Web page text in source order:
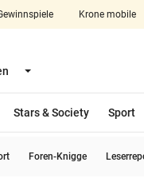
Krone mobile
Menü aufklappen
Stars & Society Sport
Foren-Knigge